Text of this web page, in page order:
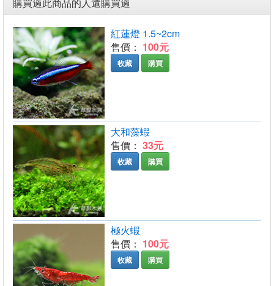
紅蓮燈 1.5~2cm
售價： 100元
收藏 購買
大和藻蝦
售價： 33元
收藏 購買
極火蝦
售價： 100元
收藏 購買